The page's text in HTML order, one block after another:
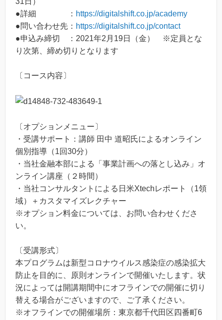
●詳細 ： https://digitalshift.co.jp/academy
●問い合わせ先： https://digitalshift.co.jp/contact
●申込み締切 ：2021年2月19日（金） ※定員とな
り次第、締め切りとなります
〔コース内容〕
〔オプションメニュー〕
・受講サポート：講師 田中 道昭氏によるオンライン
個別指導（1回30分）
・当社金融本部による「事業計画への落とし込み」オ
ンライン講座（２時間）
・当社コンサルタントによる日米Xtechレポート（1領
域）＋カスタマイズレクチャー
※オプション料金については、お問い合わせくださ
い。
〔受講形式〕
本プログラムは新型コロナウイルス感染症の感染拡大
防止を目的に、原則オンラインで開催いたします。状
況によっては開講期間中にオフラインでの開催に切り
替える場合がございますので、ご了承ください。
※オフラインでの開催場所：東京都千代田区四番町6